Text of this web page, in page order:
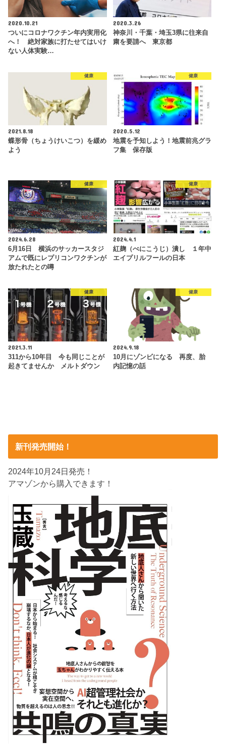
2020.10.21
ついにコロナワクチン年内実用化
へ！ 絶対家族に打たせてはいけ
ない人体実験…
2020.3.26
神奈川・千葉・埼玉3県に往来自
粛を要請へ 東京都
健康
2021.8.18
蝶形骨（ちょうけいこつ）を緩め
よう
健康
2020.5.12
地震を予知しよう！地震前兆グラ
フ集 保存版
健康
2024.6.28
6月16日 横浜のサッカースタジ
アムで既にレプリコンワクチンが
放たれたとの噂
健康
2024.4.1
紅麹（べにこうじ）潰し １年中
エイプリルフールの日本
健康
2021.3.11
311から10年目 今も同じことが
起きてませんか メルトダウン
健康
2024.9.18
10月にゾンビになる 再度、胎
内記憶の話
新刊発売開始！
2024年10月24日発売！
アマゾンから購入できます！